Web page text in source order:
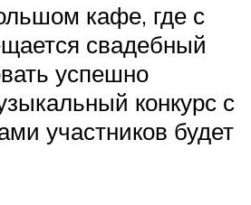
кафе, где с
свадебный
успешно
конкурс с
участников будет